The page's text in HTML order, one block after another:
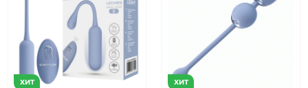
ХИТ ХИТ